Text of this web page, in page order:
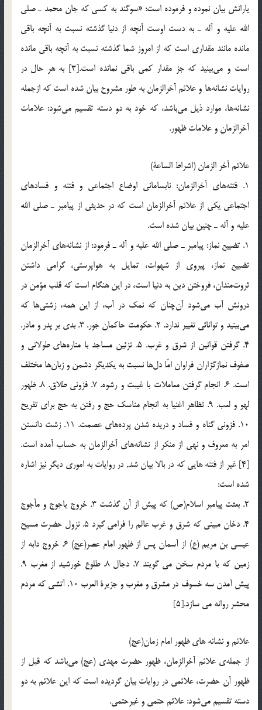
يارانش بيان نموده و فرموده است: «سوگند به كسي كه جان محمد ـ صلي
الله عليه و آله ـ به دست اوست آنچه از دنيا گذشته نسبت به آنچه باقي
مانده مانند مقداري است كه از امروز شما گذشته نسبت به آنچه باقي مانده
است و مي‌بينيد كه جز مقدار كمي باقي نمانده است.[3] به هر حال در
روايات نشانه‌ها و علائم آخرالزمان به طور مشروح بيان شده است كه ازجمله‌
نشانه‌ها، موارد ذيل مي‌باشد، كه خود به دو دسته تقسيم مي‌شود: علامات
آخرالزمان و علامات ظهور.
علائم آخر الزمان (اشراط الساعة)
1. فتنه‌هاي آخرالزمان: نابساماني اوضاع اجتماعي و فتنه و فسادهاي
اجتماعي يكي از علائم آخرالزمان است كه در حديثي از پيامبر ـ صلي الله
عليه و آله ـ چنين بيان شده است.
1. تضييع نماز: پيامبر ـ صلي الله عليه و آله ـ فرمود: از نشانه‌هاي آخرالزمان
تضييع نماز، پيروي از شهوات، تمايل به هواپرستي، گرامي داشتن
ثروت‌مندان، فروختن دين به دنيا است، در اين هنگام است كه قلب مؤمن در
درونش آب مي‌شود آن‌چنان كه نمك در آب، از اين همه، زشتي‌ها كه
مي‌بينيد و توانائي تغيير ندارد. 2. حكومت حاكمان جور. 3. بدي بر پدر و مادر.
4. گرفتن قوانين از شرق و غرب. 5. تزئين مساجد با مناره‌هاي طولاني و
صفوف نمازگزاران فراوان امّا دل‌ها نسبت به يكديگر دشمن و زبان‌ها مختلف
است. 6. انجام گرفتن معاملات با غيبت و رشوه. 7. فزوني طلاق. 8. ظهور
لهو و لعب. 9. تظاهر اغنيا به انجام مناسك حج و رفتن به حج براي تفريح
10. فزوني گناه و فساد و دريده شدن پرده‌هاي عصمت. 11. زشت‌ دانستن
امر به معروف و نهي از منكر از نشانه‌هاي آخرالزمان به حساب آمده است.
[4] غير از فتنه هايي که در بالا بيان شد, در روايات به اموري ديگر نيز اشاره
شده است:
2. بعثت پيامبر اسلام(ص) که پيش از آن گذشت 3. خروج ياجوج و مأجوج
4. دخان مبيني که شرق و غرب عالم را فرامي گيرد 5. نزول حضرت مسيح
عيسي بن مريم (ع) از آسمان پس از ظهور امام عصر(عج) 6. خروج دابه از
زمين که با مردم سخن مي گويند 7. دجال 8. طلوع خورشيد از مغرب 9.
پيش آمدن سه خسوف در مشرق و مغرب و جزيرة العرب 10. آتشي که مردم
محشر روانه مي سازد.[5]
علائم و نشانه هاي ظهور امام زمان(عج)
از جمله‌ي علائم آخرالزمان، ظهور حضرت مهدي (عج) مي‌باشد كه قبل از
ظهور آن حضرت، علائمي در روايات بيان گرديده است كه اين علائم به دو
دسته تقسيم مي‌شود: علائم حتمي و غيرحتمي.